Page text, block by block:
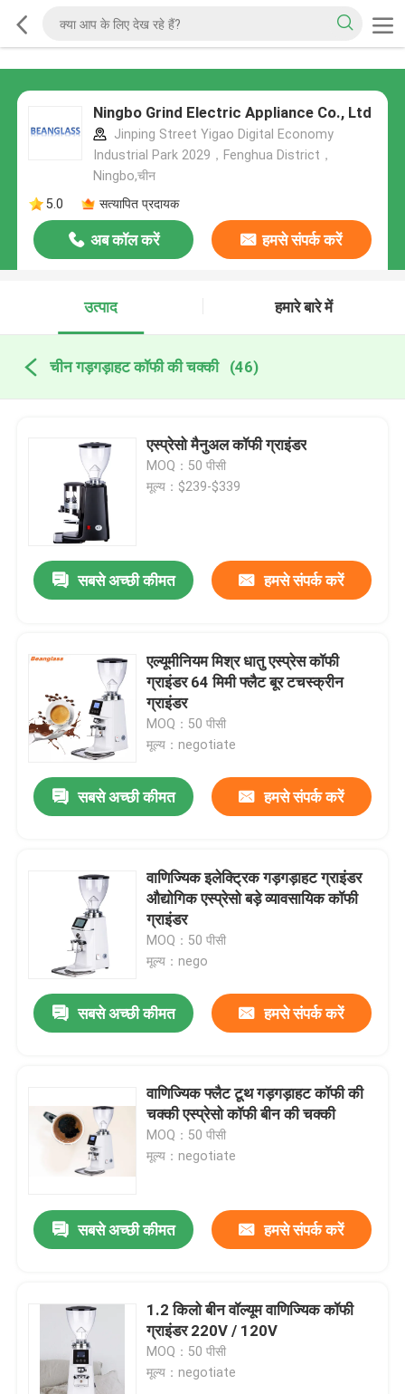
Ningbo Grind Electric Appliance Co., Ltd
Jinping Street Yigao Digital Economy
Industrial Park 2029，Fenghua District，
Ningbo,चीन
5.0
सत्यापित प्रदायक
अब कॉल करें हमसे संपर्क करें
उत्पाद हमारे बारे में
चीन गड़गड़ाहट कॉफी की चक्की (46)
एस्प्रेसो मैनुअल कॉफी ग्राइंडर
MOQ：50 पीसी
मूल्य：$239-$339
सबसे अच्छी कीमत हमसे संपर्क करें
एल्यूमीनियम मिश्र धातु एस्प्रेस कॉफी
ग्राइंडर 64 मिमी फ्लैट बूर टचस्क्रीन
ग्राइंडर
MOQ：50 पीसी
मूल्य：negotiate
सबसे अच्छी कीमत हमसे संपर्क करें
वाणिज्यिक इलेक्ट्रिक गड़गड़ाहट ग्राइंडर
औद्योगिक एस्प्रेसो बड़े व्यावसायिक कॉफी
ग्राइंडर
MOQ：50 पीसी
मूल्य：nego
सबसे अच्छी कीमत हमसे संपर्क करें
वाणिज्यिक फ्लैट टूथ गड़गड़ाहट कॉफी की
चक्की एस्प्रेसो कॉफी बीन की चक्की
MOQ：50 पीसी
मूल्य：negotiate
सबसे अच्छी कीमत हमसे संपर्क करें
1.2 किलो बीन वॉल्यूम वाणिज्यिक कॉफी
ग्राइंडर 220V / 120V
MOQ：50 पीसी
मूल्य：negotiate